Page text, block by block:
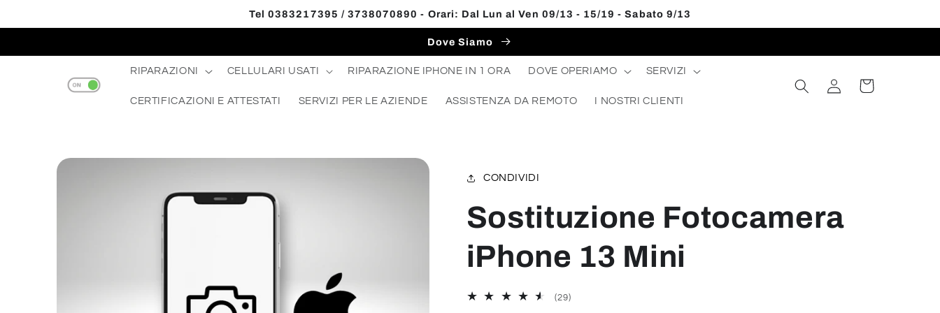
Read
ai contenuti
Tel 0383217395 / 3738070890 - Orari: Dal Lun al Ven 09/13 - 15/19 - Sabato 9/13
Dove Siamo
RIPARAZIONI CELLULARI USATI RIPARAZIONE IPHONE IN 1 ORA DOVE OPERIAMO SERVIZI
CERTIFICAZIONI E ATTESTATI SERVIZI PER LE AZIENDE ASSISTENZA DA REMOTO I NOSTRI CLIENTI
Accedi Carrello
CONDIVIDI
Sostituzione Fotocamera
iPhone 13 Mini
(29)29